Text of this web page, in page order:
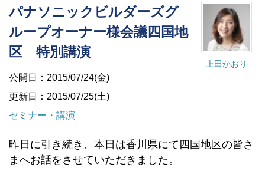
上田かおり
パナソニックビルダーズグ
ループオーナー様会議四国地
区 特別講演
公開日：2015/07/24(金)
更新日：2015/07/25(土)
セミナー・講演
昨日に引き続き、本日は香川県にて四国地区の皆さ
まへお話をさせていただきました。